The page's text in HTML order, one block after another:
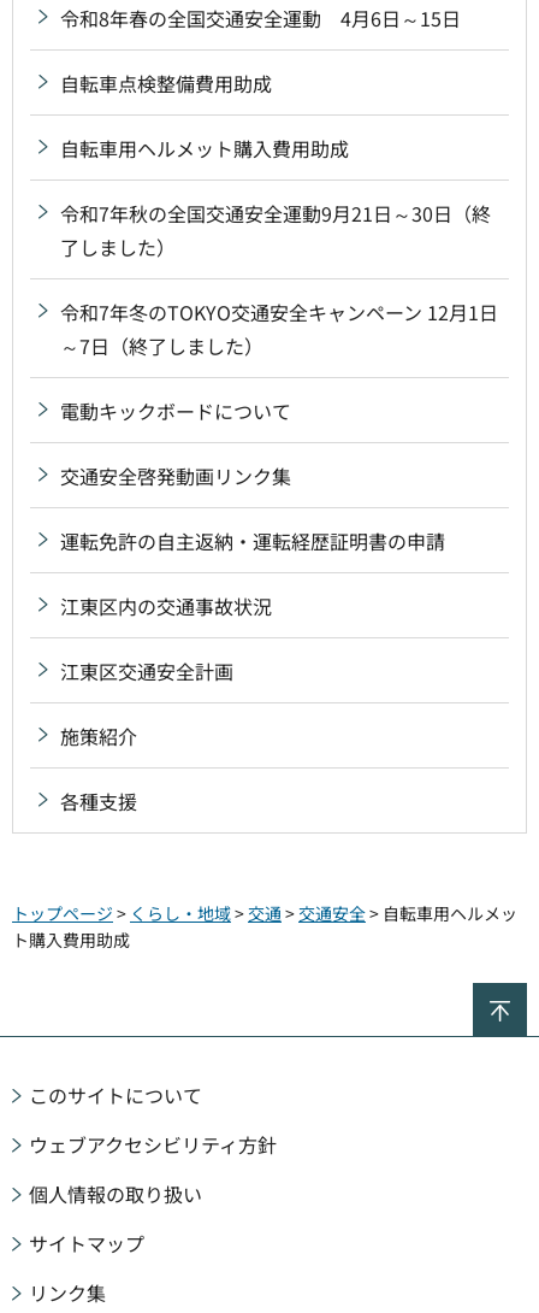
令和8年春の全国交通安全運動 4月6日～15日
自転車点検整備費用助成
自転車用ヘルメット購入費用助成
令和7年秋の全国交通安全運動9月21日～30日（終
了しました）
令和7年冬のTOKYO交通安全キャンペーン 12月1日
～7日（終了しました）
電動キックボードについて
交通安全啓発動画リンク集
運転免許の自主返納・運転経歴証明書の申請
江東区内の交通事故状況
江東区交通安全計画
施策紹介
各種支援
トップページ > くらし・地域>交通 >交通安全> 自転車用ヘルメッ
ト購入費用助成
このサイトについて
ウェブアクセシビリティ方針
個人情報の取り扱い
サイトマップ
リンク集